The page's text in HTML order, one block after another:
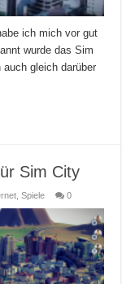
ich mich vor gut
wurde das Sim
gleich darüber
Sim City
,Spiele 0